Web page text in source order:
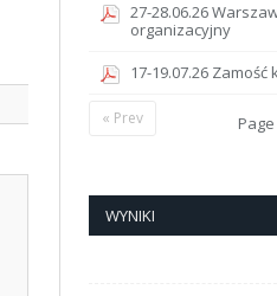
27-28.06.26
organizacyjny
17-19.07.26
Page
« Prev
WYNIKI